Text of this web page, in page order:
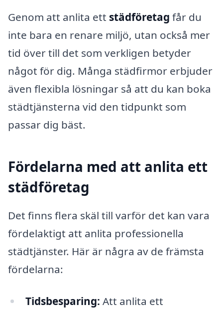
Genom att anlita ett städföretag får du
inte bara en renare miljö, utan också mer
tid över till det som verkligen betyder
något för dig. Många städfirmor erbjuder
även flexibla lösningar så att du kan boka
städtjänsterna vid den tidpunkt som
passar dig bäst.
Fördelarna med att anlita ett
städföretag
Det finns flera skäl till varför det kan vara
fördelaktigt att anlita professionella
städtjänster. Här är några av de främsta
fördelarna:
Tidsbesparing: Att anlita ett